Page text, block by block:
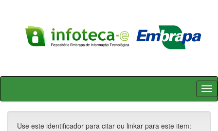
Skip
Use este identificador para citar ou linkar para este item: